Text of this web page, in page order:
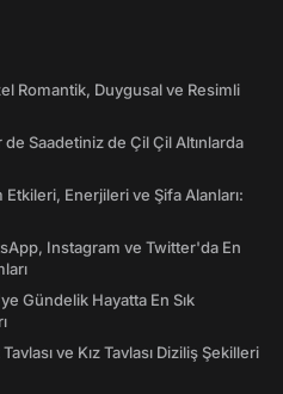
Romantik, Duygusal ve Resimli
Saadetiniz de Çil Çil Altınlarda
Etkileri, Enerjileri ve Şifa Alanları:
Instagram ve Twitter'da En
Gündelik Hayatta En Sık
ve Kız Tavlası Diziliş Şekilleri